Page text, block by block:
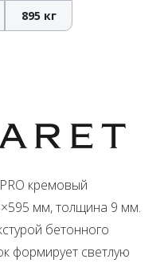
895 кг
кремовый
мм, толщина 9 мм.
бетонного
формирует светлую